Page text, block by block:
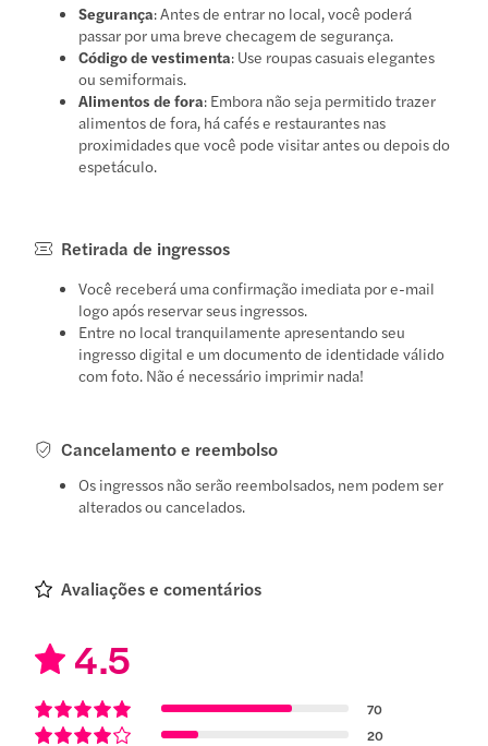
Segurança: Antes de entrar no local, você poderá
passar por uma breve checagem de segurança.
Código de vestimenta: Use roupas casuais elegantes
ou semiformais.
Alimentos de fora: Embora não seja permitido trazer
alimentos de fora, há cafés e restaurantes nas
proximidades que você pode visitar antes ou depois do
espetáculo.
Retirada de ingressos
Você receberá uma confirmação imediata por e-mail
logo após reservar seus ingressos.
Entre no local tranquilamente apresentando seu
ingresso digital e um documento de identidade válido
com foto. Não é necessário imprimir nada!
Cancelamento e reembolso
Os ingressos não serão reembolsados, nem podem ser
alterados ou cancelados.
Avaliações e comentários
4.5
70
20